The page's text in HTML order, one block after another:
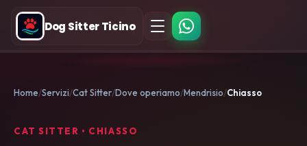
Dog Sitter Ticino
Home Servizi Cat Sitter Dove operiamo Mendrisio Chiasso
CAT SITTER • CHIASSO